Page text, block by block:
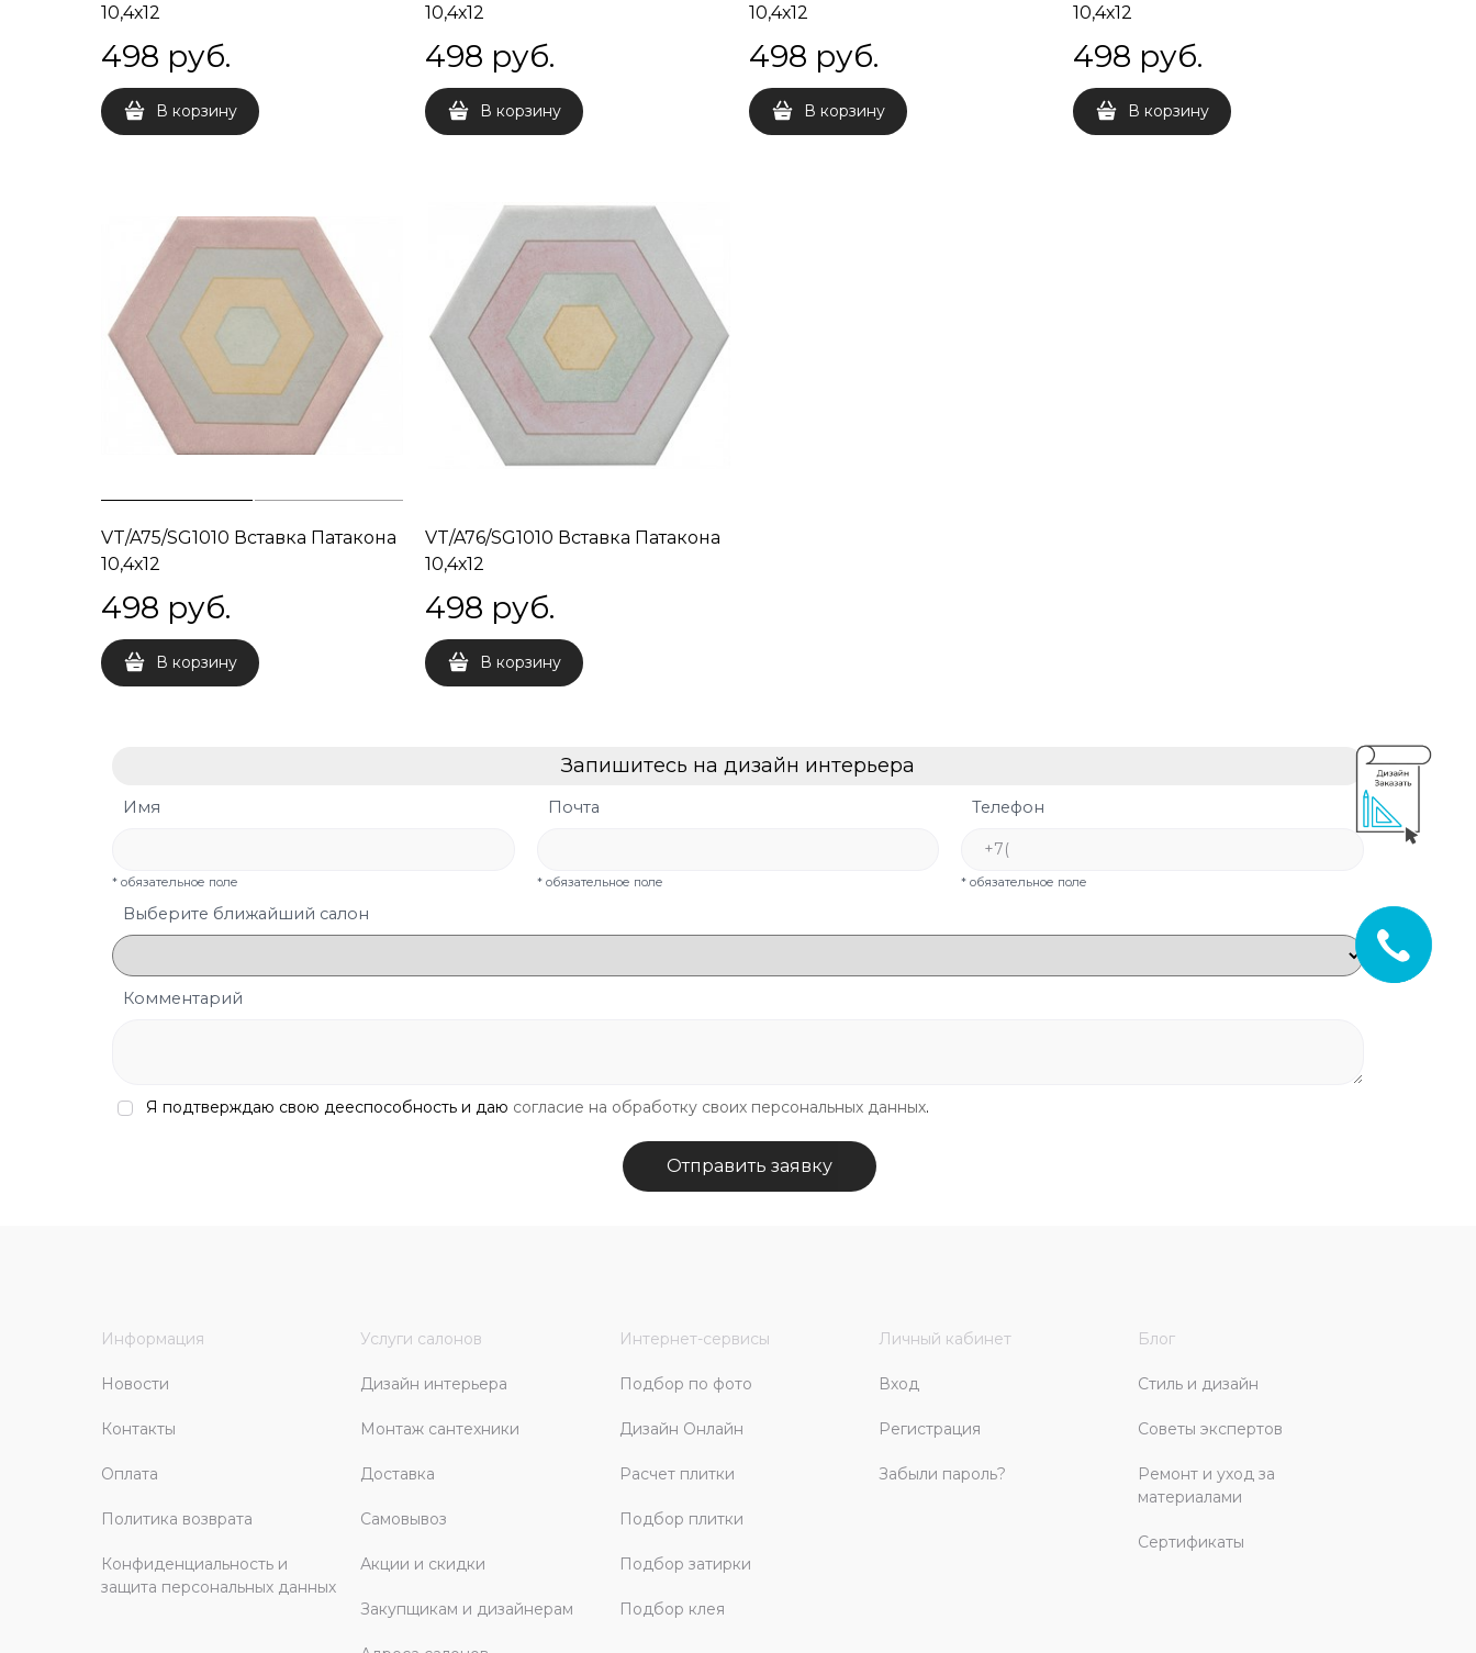
10,4х12
498 руб.
В корзину
10,4х12
498 руб.
В корзину
10,4х12
498 руб.
В корзину
10,4х12
498 руб.
В корзину
VT/A75/SG1010 Вставка Патакона
10,4х12
498 руб.
В корзину
VT/A76/SG1010 Вставка Патакона
10,4х12
498 руб.
В корзину
Запишитесь на дизайн интерьера
Имя
* обязательное поле
Почта
* обязательное поле
Телефон
* обязательное поле
Выберите ближайший салон
Комментарий
Я подтверждаю свою дееспособность и даю согласие на обработку своих персональных данных.
Отправить заявку
Информация
Новости
Контакты
Оплата
Политика возврата
Конфиденциальность и
защита персональных данных
Услуги салонов
Дизайн интерьера
Монтаж сантехники
Доставка
Самовывоз
Акции и скидки
Закупщикам и дизайнерам
Интернет-сервисы
Подбор по фото
Дизайн Онлайн
Расчет плитки
Подбор плитки
Подбор затирки
Подбор клея
Личный кабинет
Вход
Регистрация
Забыли пароль?
Блог
Стиль и дизайн
Советы экспертов
Ремонт и уход за
материалами
Сертификаты